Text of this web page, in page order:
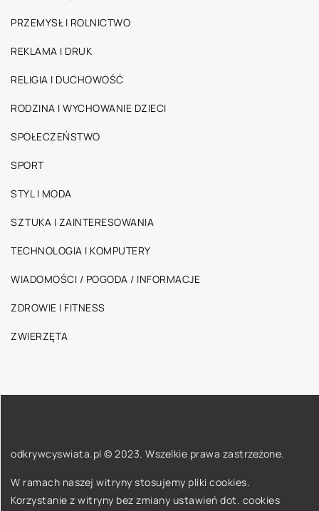
PRZEMYSŁ I ROLNICTWO
REKLAMA I DRUK
RELIGIA I DUCHOWOŚĆ
RODZINA I WYCHOWANIE DZIECI
SPOŁECZEŃSTWO
SPORT
STYL I MODA
SZTUKA I ZAINTERESOWANIA
TECHNOLOGIA I KOMPUTERY
WIADOMOŚCI / POGODA / INFORMACJE
ZDROWIE I FITNESS
ZWIERZĘTA
odkrywcyswiata.pl © 2023. Wszelkie prawa zastrzeżone.
W ramach naszej witryny stosujemy pliki cookies.
Korzystanie z witryny bez zmiany ustawień dot. cookies